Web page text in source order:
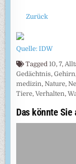
Zurück
Quelle: IDW
Tagged10,7,
Gedächtnis,Gehirn
medizin, Nature,
Tiere,Verhalten,
Das könnte